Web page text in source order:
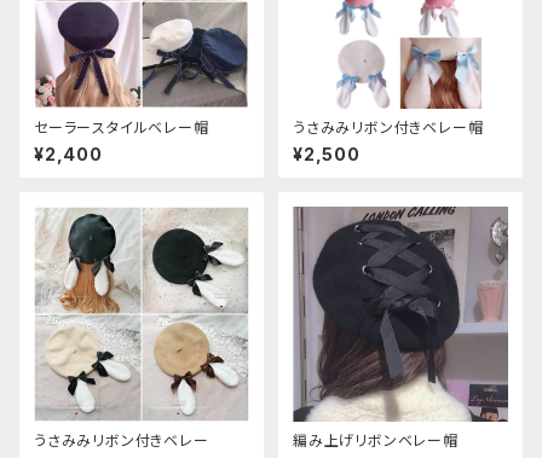
セーラースタイルベレー帽
¥2,400
うさみみリボン付きベレー帽
¥2,500
うさみみリボン付きベレー 編み上げリボンベレー帽